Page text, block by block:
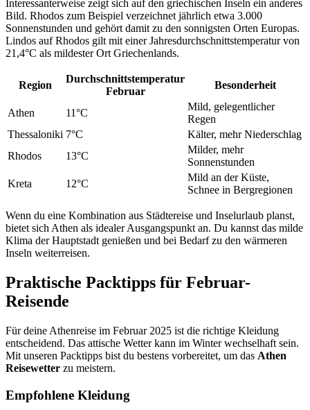
Interessanterweise zeigt sich auf den griechischen Inseln ein anderes
Bild. Rhodos zum Beispiel verzeichnet jährlich etwa 3.000
Sonnenstunden und gehört damit zu den sonnigsten Orten Europas.
Lindos auf Rhodos gilt mit einer Jahresdurchschnittstemperatur von
21,4°C als mildester Ort Griechenlands.
Region
Durchschnittstemperatur
Februar
Besonderheit
Athen 11°C
Mild, gelegentlicher
Regen
Thessaloniki 7°C
Kälter, mehr Niederschlag
Rhodos
13°C
Milder, mehr
Sonnenstunden
Kreta
12°C
Mild an der Küste,
Schnee in Bergregionen
Wenn du eine Kombination aus Städtereise und Inselurlaub planst,
bietet sich Athen als idealer Ausgangspunkt an. Du kannst das milde
Klima der Hauptstadt genießen und bei Bedarf zu den wärmeren
Inseln weiterreisen.
Praktische Packtipps für Februar-
Reisende
Für deine Athenreise im Februar 2025 ist die richtige Kleidung
entscheidend. Das attische Wetter kann im Winter wechselhaft sein.
Mit unseren Packtipps bist du bestens vorbereitet, um das Athen
Reisewetter zu meistern.
Empfohlene Kleidung